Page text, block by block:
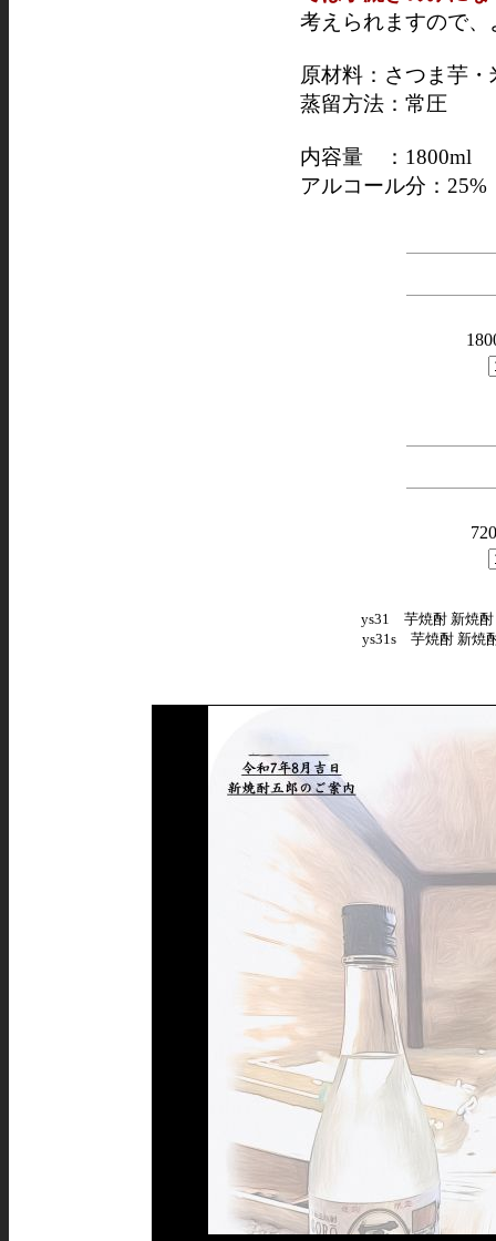
考えられますので
原材料：さつま芋
蒸留方法：常圧
内容量 ：1800ml
アルコール分：25%
ys31 芋焼酎 新焼酎
ys31s 芋焼酎 新焼